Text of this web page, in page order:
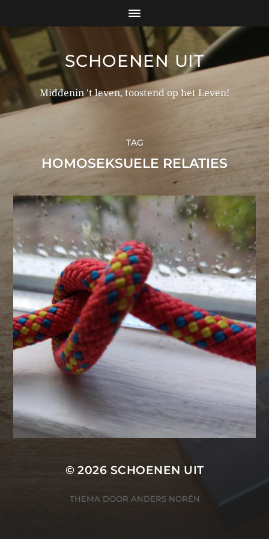
SCHOENEN UIT
Middenin 't leven, toostend op het Leven!
TAG
HOMOSEKSUELE RELATIES
© 2026 SCHOENEN UIT
THEMA DOOR ANDERS NORÉN